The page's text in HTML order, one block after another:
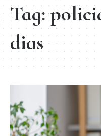
Tag:
dias